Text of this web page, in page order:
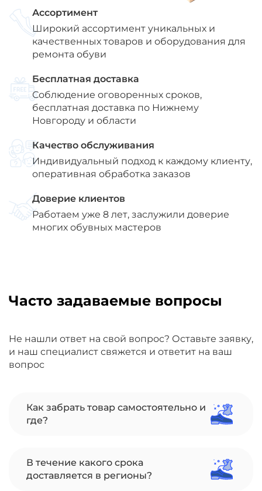
Ассортимент
Широкий ассортимент уникальных и
качественных товаров и оборудования для
ремонта обуви
Бесплатная доставка
Соблюдение оговоренных сроков,
бесплатная доставка по Нижнему
Новгороду и области
Качество обслуживания
Индивидуальный подход к каждому клиенту,
оперативная обработка заказов
Доверие клиентов
Работаем уже 8 лет, заслужили доверие
многих обувных мастеров
Часто задаваемые вопросы
Не нашли ответ на свой вопрос? Оставьте заявку,
и наш специалист свяжется и ответит на ваш
вопрос
Как забрать товар самостоятельно и
где?
В течение какого срока
доставляется в регионы?